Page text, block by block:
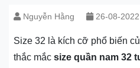
Nguyễn Hằng 26-08-2022
Size 32 là kích cỡ phổ biến
thắc mắc size quần nam 32